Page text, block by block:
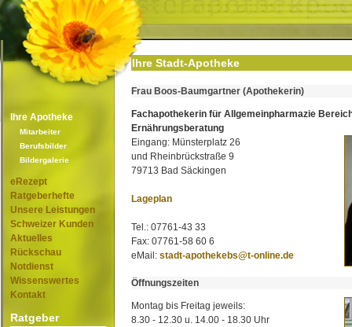
Ihre Apotheke
Mitarbeiter
Berufsbilder
Bildergalerie
eRezept
Ratgeberhefte
Unsere Leistungen
Schweizer Kunden
Aktuelles
Rückschau
Notdienst
Wissenswertes
Kontakt
Ratgeber
Ihre Stadt-Apotheke
Frau Boos-Baumgartner (Apothekerin)
Fachapothekerin für Allgemeinpharmazie
Ernährungsberatung
Eingang: Münsterplatz 26
und Rheinbrückstraße 9
79713 Bad Säckingen
Lageplan
Tel.: 07761-43 33
Fax: 07761-58 60 6
eMail: stadt-apothekebs@t-online.de
Öffnungszeiten
Montag bis Freitag jeweils:
8.30 - 12.30 u. 14.00 - 18.30 Uhr